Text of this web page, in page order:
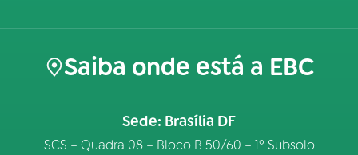
Saiba onde está a EBC
Sede: Brasília DF
SCS – Quadra 08 – Bloco B 50/60 – 1º Subsolo